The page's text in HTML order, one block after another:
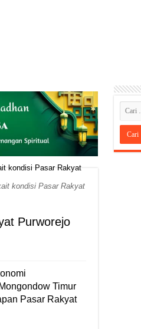
kondisi Pasar Rakyat
Purworejo
Timur
Pasar Rakyat